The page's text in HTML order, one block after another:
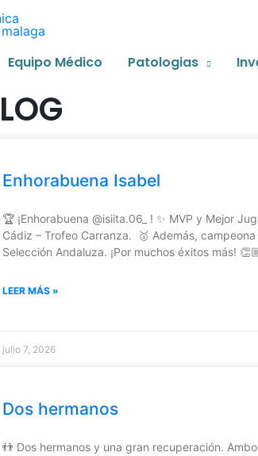
Equipo Médico Patologias
Enhorabuena Isabel
🏆 ¡Enhorabuena @isiita.06_ ! ✨ MVP y Mejor
Cádiz – Trofeo Carranza. 🥇 Además,
Selección Andaluza. ¡Por muchos éxitos más!
LEER MÁS »
julio 7, 2026
Dos hermanos
👬 Dos hermanos y una gran recuperación.